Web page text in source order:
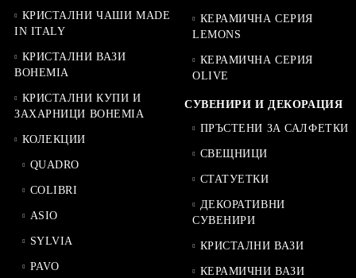
КРИСТАЛНИ ЧАШИ MADE
IN ITALY
КРИСТАЛНИ ВАЗИ
BOHEMIA
КРИСТАЛНИ КУПИ И
ЗАХАРНИЦИ BOHEMIA
КОЛЕКЦИИ
QUADRO
COLIBRI
ASIO
SYLVIA
PAVO
КЕРАМИЧНА СЕРИЯ
LEMONS
КЕРАМИЧНА СЕРИЯ
OLIVE
СУВЕНИРИ И ДЕКОРАЦИЯ
ПРЪСТЕНИ ЗА САЛФЕТКИ
СВЕЩНИЦИ
СТАТУЕТКИ
ДЕКОРАТИВНИ
СУВЕНИРИ
КРИСТАЛНИ ВАЗИ
КЕРАМИЧНИ ВАЗИ